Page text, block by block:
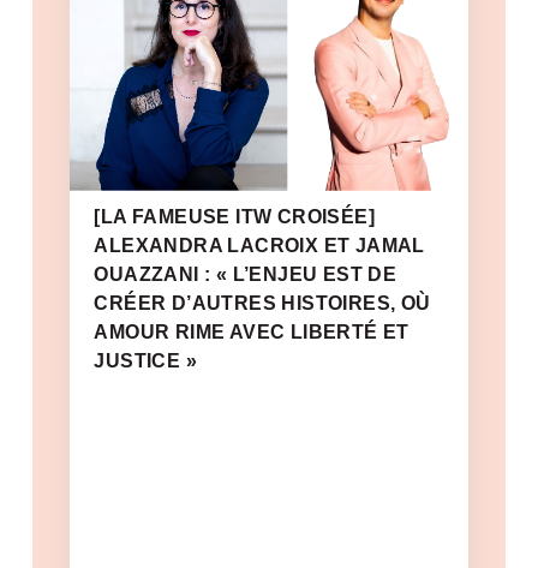
[LA FAMEUSE ITW CROISÉE]
ALEXANDRA LACROIX ET JAMAL
OUAZZANI : « L’ENJEU EST DE
CRÉER D’AUTRES HISTOIRES, OÙ
AMOUR RIME AVEC LIBERTÉ ET
JUSTICE »